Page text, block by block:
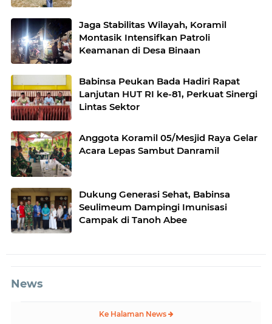
Jaga Stabilitas Wilayah, Koramil
Montasik Intensifkan Patroli
Keamanan di Desa Binaan
Babinsa Peukan Bada Hadiri Rapat
Lanjutan HUT RI ke-81, Perkuat Sinergi
Lintas Sektor
Anggota Koramil 05/Mesjid Raya Gelar
Acara Lepas Sambut Danramil
Dukung Generasi Sehat, Babinsa
Seulimeum Dampingi Imunisasi
Campak di Tanoh Abee
News
Ke Halaman News